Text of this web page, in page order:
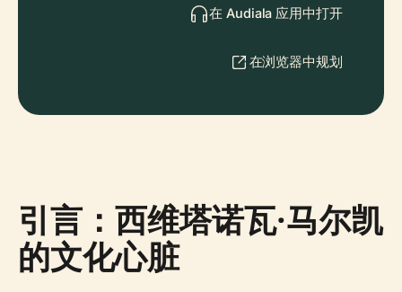
在 Audiala 应用中打开
在浏览器中规划
引言：西维塔诺瓦·马尔凯
的文化心脏